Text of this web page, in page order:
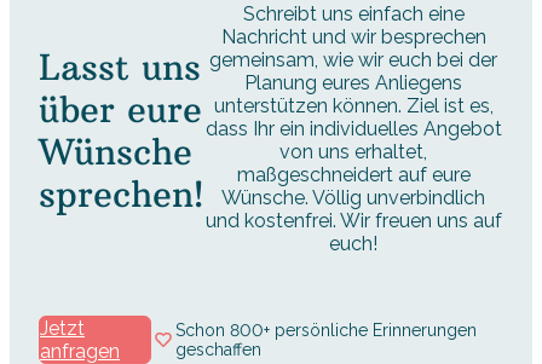
Lasst uns
über eure
Wünsche
sprechen!
Schreibt uns einfach eine
Nachricht und wir besprechen
gemeinsam, wie wir euch bei der
Planung eures Anliegens
unterstützen können. Ziel ist es,
dass Ihr ein individuelles Angebot
von uns erhaltet,
maßgeschneidert auf eure
Wünsche. Völlig unverbindlich
und kostenfrei. Wir freuen uns auf
euch!
Jetzt
anfragen
Schon 800+ persönliche Erinnerungen
geschaffen